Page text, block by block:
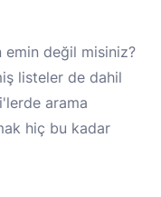
emin değil misiniz?
listeler de dahil
arama
hiç bu kadar